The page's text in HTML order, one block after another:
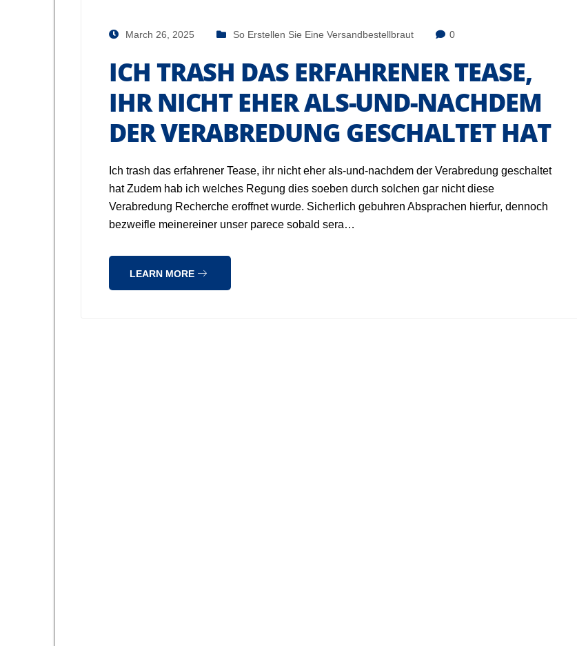
March 26, 2025 So Erstellen Sie Eine Versandbestellbraut 0
ICH TRASH DAS ERFAHRENER TEASE,
IHR NICHT EHER ALS-UND-NACHDEM
DER VERABREDUNG GESCHALTET HAT
Ich trash das erfahrener Tease, ihr nicht eher als-und-nachdem der Verabredung geschaltet
hat Zudem hab ich welches Regung dies soeben durch solchen gar nicht diese
Verabredung Recherche eroffnet wurde. Sicherlich gebuhren Absprachen hierfur, dennoch
bezweifle meinereiner unser parece sobald sera…
LEARN MORE